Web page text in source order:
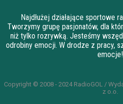
Najdłużej działające sportowe
Tworzymy grupę pasjonatów, dla
niż tylko rozrywką. Jesteśmy
odrobiny emocji. W drodze z pracy,
emocje!
Copyright © 2008 - 2024 RadioGOL /
z o.o.